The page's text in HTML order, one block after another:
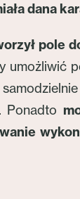
dana
pole
umożliwić
Ponadto